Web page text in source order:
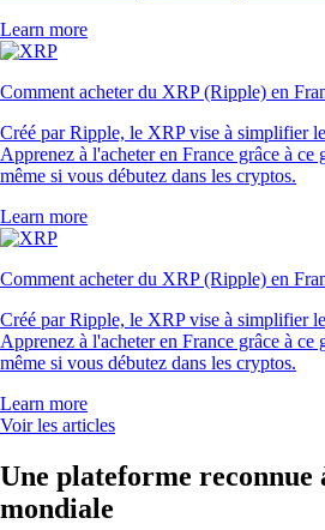
Learn more
Comment acheter du XRP (Ripple) en
Créé par Ripple, le XRP vise à simplifier
Apprenez à l'acheter en France grâce à ce
même si vous débutez dans les cryptos.
Learn more
Comment acheter du XRP (Ripple) en
Créé par Ripple, le XRP vise à simplifier
Apprenez à l'acheter en France grâce à ce
même si vous débutez dans les cryptos.
Learn more
Voir les articles
Une plateforme reconnue
mondiale